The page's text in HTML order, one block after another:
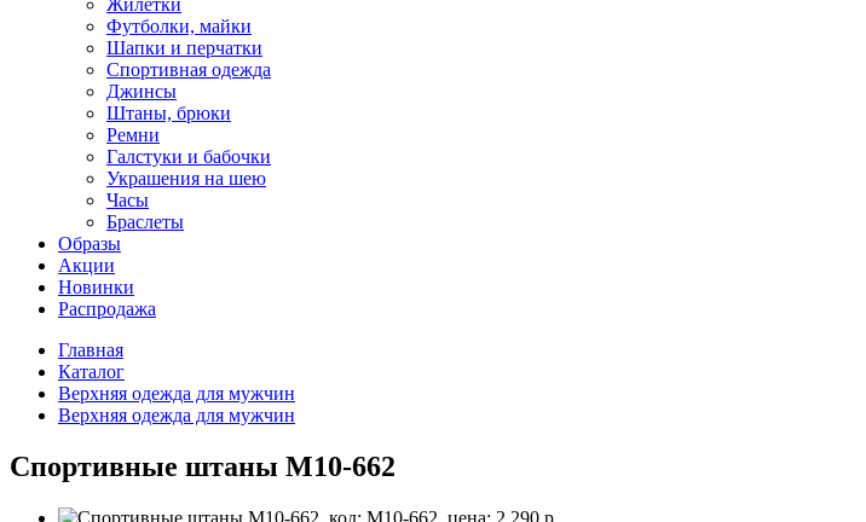
Жилетки
Футболки, майки
Шапки и перчатки
Спортивная одежда
Джинсы
Штаны, брюки
Ремни
Галстуки и бабочки
Украшения на шею
Часы
Браслеты
Образы
Акции
Новинки
Распродажа
Главная
Каталог
Верхняя одежда для мужчин
Верхняя одежда для мужчин
Спортивные штаны M10-662